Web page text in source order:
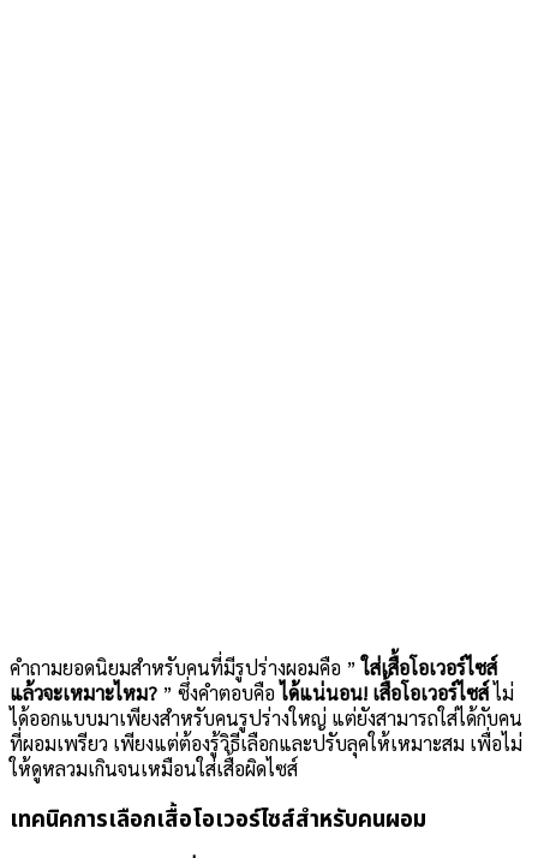
คำถามยอดนิยมสำหรับคนที่มีรูปร่างผอมคือ ”ใส่เสื้อโอเวอร์ไซส์
แล้วจะเหมาะไหม? ” ซึ่งคำตอบคือได้แน่นอน! เสื้อโอเวอร์ไซส์ไม่
ได้ออกแบบมาเพียงสำหรับคนรูปร่างใหญ่ แต่ยังสามารถใส่ได้กับคน
ที่ผอมเพรียว เพียงแต่ต้องรู้วิธีเลือกและปรับลุคให้เหมาะสม เพื่อไม่
ให้ดูหลวมเกินจนเหมือนใส่เสื้อผิดไซส์
เทคนิคการเลือกเสื้อโอเวอร์ไซส์สำหรับคนผอม